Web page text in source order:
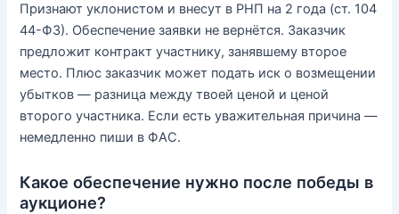
Признают уклонистом и внесут в РНП на 2 года (ст. 104
44-ФЗ). Обеспечение заявки не вернётся. Заказчик
предложит контракт участнику, занявшему второе
место. Плюс заказчик может подать иск о возмещении
убытков — разница между твоей ценой и ценой
второго участника. Если есть уважительная причина —
немедленно пиши в ФАС.
Какое обеспечение нужно после победы в
аукционе?